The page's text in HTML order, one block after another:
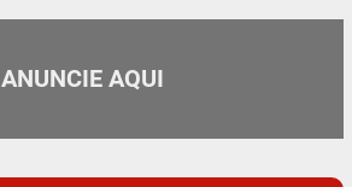
ANUNCIE AQUI